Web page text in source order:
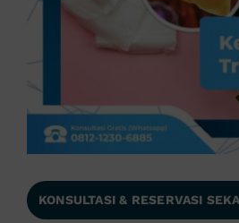
KONSULTASI & RESERVASI